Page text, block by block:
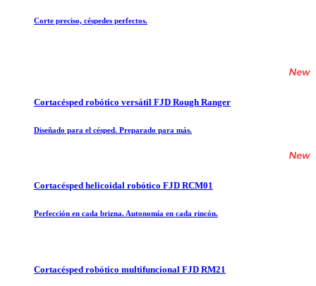
Corte preciso, céspedes perfectos.
Cortacésped robótico versátil FJD Rough Ranger
Diseñado para el césped. Preparado para más.
Cortacésped helicoidal robótico FJD RCM01
Perfección en cada brizna. Autonomía en cada rincón.
Cortacésped robótico multifuncional FJD RM21